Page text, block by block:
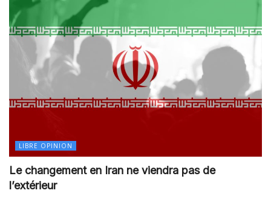
LIBRE OPINION
Le changement en Iran ne viendra pas de
l’extérieur